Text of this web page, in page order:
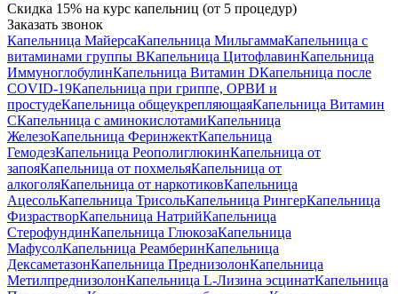
Скидка 15% на курс капельниц (от 5 процедур)
Заказать звонок
Капельница МайерсаКапельница МильгаммаКапельница с
витаминами группы BКапельница ЦитофлавинКапельница
ИммуноглобулинКапельница Витамин DКапельница после
COVID-19Капельница при гриппе, ОРВИ и
простудеКапельница общеукрепляющаяКапельница Витамин
CКапельница с аминокислотамиКапельница
ЖелезоКапельница ФеринжектКапельница
ГемодезКапельница РеополиглюкинКапельница от
запояКапельница от похмельяКапельница от
алкоголяКапельница от наркотиковКапельница
АцесольКапельница ТрисольКапельница РингерКапельница
ФизрастворКапельница НатрийКапельница
СтерофундинКапельница ГлюкозаКапельница
МафусолКапельница РеамберинКапельница
ДексаметазонКапельница ПреднизолонКапельница
МетилпреднизолонКапельница L-Лизина эсцинатКапельница